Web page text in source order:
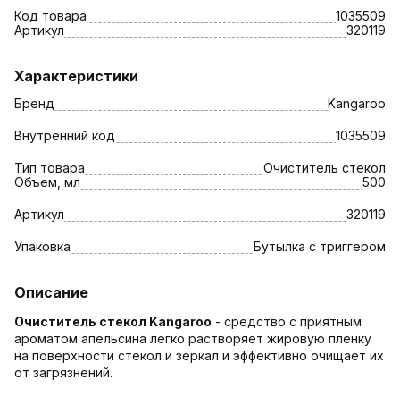
Код товара
1035509
Артикул
320119
Характеристики
Бренд Kangaroo
Внутренний код 1035509
Тип товара
Очиститель стекол
Объем, мл
500
Артикул 320119
Упаковка Бутылка с триггером
Описание
Очиститель стекол Kangaroo - средство с приятным
ароматом апельсина легко растворяет жировую пленку
на поверхности стекол и зеркал и эффективно очищает их
от загрязнений.